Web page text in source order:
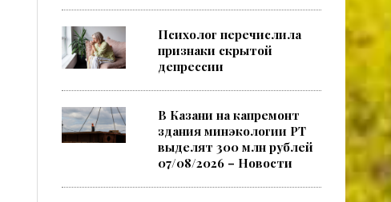
Психолог перечислила
признаки скрытой
депрессии
В Казани на капремонт
здания минэкологии РТ
выделят 300 млн рублей
07/08/2026 – Новости